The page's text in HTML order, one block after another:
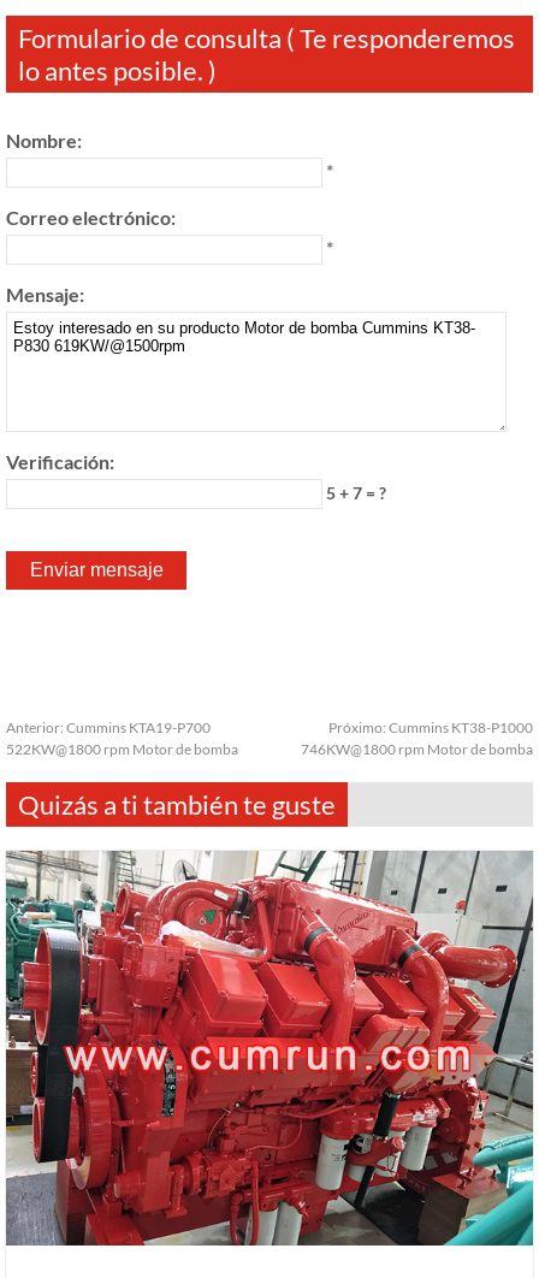
Formulario de consulta ( Te responderemos
lo antes posible. )
Nombre:
*
Correo electrónico:
*
Mensaje:
Verificación:
5 + 7 = ?
Anterior: Cummins KTA19-P700
522KW@1800 rpm Motor de bomba
Próximo: Cummins KT38-P1000
746KW@1800 rpm Motor de bomba
Quizás a ti también te guste